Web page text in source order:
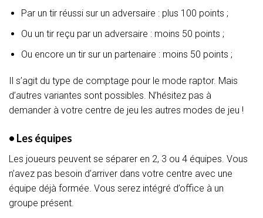
Par un tir réussi sur un adversaire : plus 100 points ;
Ou un tir reçu par un adversaire : moins 50 points ;
Ou encore un tir sur un partenaire : moins 50 points ;
Il s’agit du type de comptage pour le mode raptor. Mais
d’autres variantes sont possibles. N’hésitez pas à
demander à votre centre de jeu les autres modes de jeu !
• Les équipes
Les joueurs peuvent se séparer en 2, 3 ou 4 équipes. Vous
n’avez pas besoin d’arriver dans votre centre avec une
équipe déjà formée. Vous serez intégré d’office à un
groupe présent.